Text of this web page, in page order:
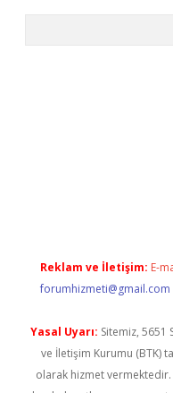
Reklam ve İletişim: E-
forumhizmeti@gmail.com
Yasal Uyarı: Sitemiz, 5651
ve İletişim Kurumu (BTK)
olarak hizmet